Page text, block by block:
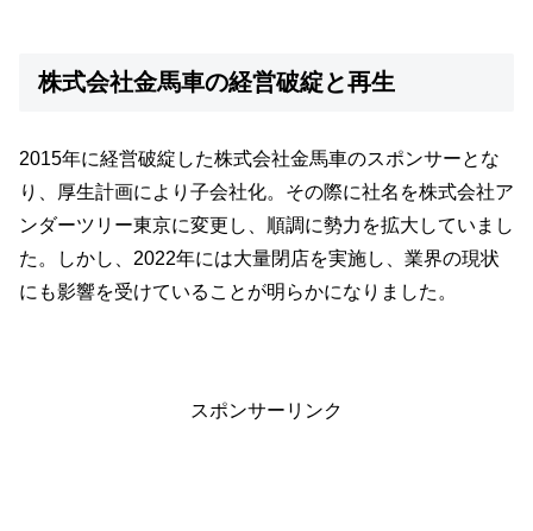
株式会社金馬車の経営破綻と再生
2015年に経営破綻した株式会社金馬車のスポンサーとな
り、厚生計画により子会社化。その際に社名を株式会社ア
ンダーツリー東京に変更し、順調に勢力を拡大していまし
た。しかし、2022年には大量閉店を実施し、業界の現状
にも影響を受けていることが明らかになりました。
スポンサーリンク